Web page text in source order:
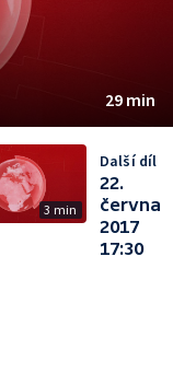
29 min
3 min
Další díl
22.
června
2017
17:30